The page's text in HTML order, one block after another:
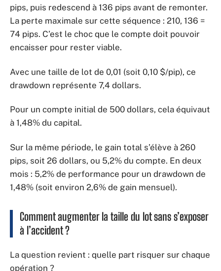
pips, puis redescend à 136 pips avant de remonter.
La perte maximale sur cette séquence : 210, 136 =
74 pips. C’est le choc que le compte doit pouvoir
encaisser pour rester viable.
Avec une taille de lot de 0,01 (soit 0,10 $/pip), ce
drawdown représente 7,4 dollars.
Pour un compte initial de 500 dollars, cela équivaut
à 1,48% du capital.
Sur la même période, le gain total s’élève à 260
pips, soit 26 dollars, ou 5,2% du compte. En deux
mois : 5,2% de performance pour un drawdown de
1,48% (soit environ 2,6% de gain mensuel).
Comment augmenter la taille du lot sans s’exposer
à l’accident ?
La question revient : quelle part risquer sur chaque
opération ?